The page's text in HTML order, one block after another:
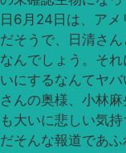
日6月24日は、アメ
だそうで、日清さ
なんでしょう。そ
いにするなんてヤ
さんの奥様、小林
も大いに悲しい気
だそんな報道であ